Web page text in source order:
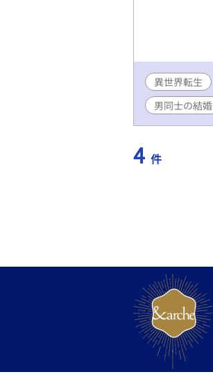
異世界転生
男同士の結婚
4 件